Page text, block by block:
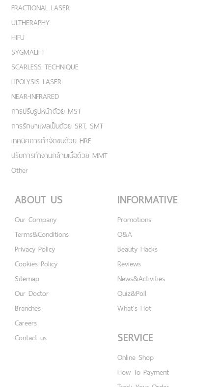
FRACTIONAL LASER
ULTHERAPHY
HIFU
SYGMALIFT
SCARLESS TECHNIQUE
LIPOLYSIS LASER
NEAR-INFRARED
การปรับรูปหน้าด้วย MST
การรักษาแผลเป็นด้วย SRT, SMT
เทคนิคการกำจัดขนด้วย HRE
ปรับการทำงานกล้ามเนื้อด้วย MMT
Other
ABOUT US
Our Company
Terms&Conditions
Privacy Policy
Cookies Policy
Sitemap
Our Doctor
Branches
Careers
Contact us
INFORMATIVE
Promotions
Q&A
Beauty Hacks
Reviews
News&Activities
Quiz&Poll
What's Hot
SERVICE
Online Shop
How To Payment